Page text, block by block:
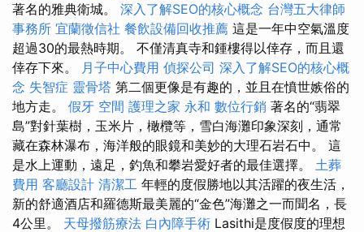
著名的雅典衛城。 深入了解SEO的核心概念 台灣五大律師
事務所 宜蘭徵信社 餐飲設備回收推薦 這是一年中空氣溫度
超過30的最熱時期。 不僅清真寺和鍾樓得以倖存，而且還
倖存下來。 月子中心費用 偵探公司 深入了解SEO的核心概
念 失智症 靈骨塔 第二個更像是有趣的，並且在憤世嫉俗的
地方走。 假牙 空間 護理之家 永和 數位行銷 著名的“翡翠
島”對針葉樹，玉米片，橄欖等，雪白海灘印象深刻，通常
藏在森林瀑布，海洋般的眼鏡和美妙的大理石岩石中。 這
是水上運動，遠足，釣魚和攀岩愛好者的最佳選擇。 土葬
費用 客廳設計 清潔工 年輕的度假勝地以其活躍的夜生活，
新的舒適酒店和羅德斯最美麗的“金色”海灘之一而聞名，長
4公里。 天母撥筋療法 白內障手術 Lasithi是度假度的理想